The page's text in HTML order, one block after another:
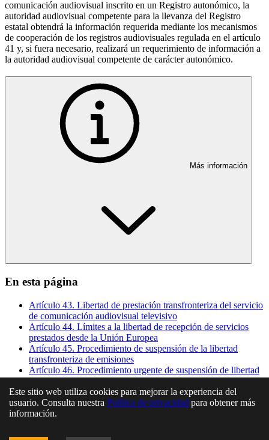
comunicación audiovisual inscrito en un Registro autonómico, la
autoridad audiovisual competente para la llevanza del Registro
estatal obtendrá la información requerida mediante los mecanismos
de cooperación de los registros audiovisuales regulada en el artículo
41 y, si fuera necesario, realizará un requerimiento de información a
la autoridad audiovisual competente de carácter autonómico.
Más información
En esta página
Artículo 43. Libertad de prestación transfronteriza del servicio
de comunicación audiovisual televisivo
Artículo 44. Límites a la libertad de recepción de servicios
prestados desde la Unión Europea
Artículo 45. Procedimiento de suspensión de la libertad
transfronteriza de emisiones
Artículo 46. Procedimiento urgente de suspensión de libertad
transfronteriza
Artículo 47. Medidas de salvaguarda respecto de servicios de
comunicación audiovisual televisivos dirigidos, total o
principalmente, al territorio español
competentes con las autoridades regulatorias audiovisuales de
Este sitio web utiliza cookies para mejorar la experiencia del
usuario. Consulta nuestra Política de privacidad para obtener más
información.